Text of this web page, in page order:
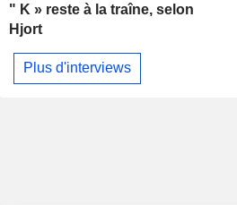
" K » reste à la traîne, selon
Hjort
Plus d'interviews